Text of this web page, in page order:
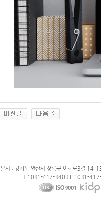
본사 : 경기도 안산사 상록구 이호로3길 14-
T : 031-417-3403 F : 031-